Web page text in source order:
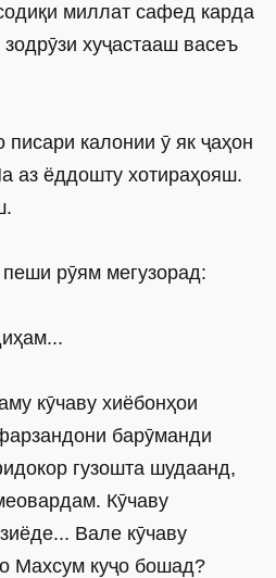
миллат сафед карда
хуҷастааш васеъ
писари калонии ӯ як ҷаҳон
аз ёддошту хотираҳояш.
пеши рӯям мегузорад:
кӯчаву хиёбонҳои
барӯманди
гузошта шудаанд,
Кӯчаву
Вале кӯчаву
Махсум куҷо бошад?